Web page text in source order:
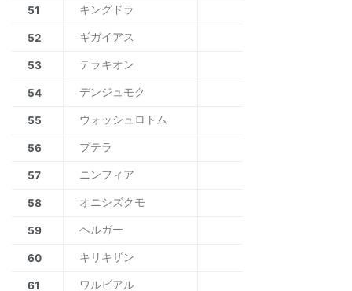
51 キングドラ
52 ギガイアス
53 テラキオン
54 デンジュモク
55 ウォッシュロトム
56 プテラ
57 ニンフィア
58 オニシズクモ
59 ヘルガー
60 キリキザン
61 ワルビアル